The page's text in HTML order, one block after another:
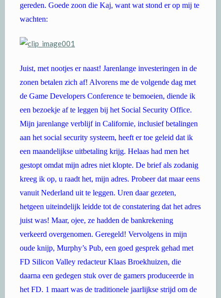
gereden. Goede zoon die Kaj, want wat stond er op mij te
wachten:
Juist, met nootjes er naast! Jarenlange investeringen in de
zonen betalen zich af! Alvorens me de volgende dag met
de Game Developers Conference te bemoeien, diende ik
een bezoekje af te leggen bij het Social Security Office.
Mijn jarenlange verblijf in Californie, inclusief betalingen
aan het social security systeem, heeft er toe geleid dat ik
een maandelijkse uitbetaling krijg. Helaas had men het
gestopt omdat mijn adres niet klopte. De brief als zodanig
kreeg ik op, u raadt het, mijn adres. Probeer dat maar eens
vanuit Nederland uit te leggen. Uren daar gezeten,
hetgeen uiteindelijk leidde tot de constatering dat het adres
juist was! Maar, ojee, ze hadden de bankrekening
verkeerd overgenomen. Geregeld! Vervolgens in mijn
oude knijp, Murphy’s Pub, een goed gesprek gehad met
FD Silicon Valley redacteur Klaas Broekhuizen, die
daarna een gedegen stuk over de gamers produceerde in
het FD. 1 maart was de traditionele jaarlijkse strijd om de